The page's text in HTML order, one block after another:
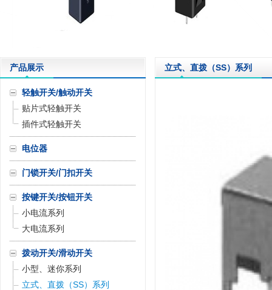
产品展示
轻触开关/触动开关
贴片式轻触开关
插件式轻触开关
电位器
门锁开关/门扣开关
按键开关/按钮开关
小电流系列
大电流系列
拨动开关/滑动开关
小型、迷你系列
立式、直拨（SS）系列
立式、直拨（SS）系列